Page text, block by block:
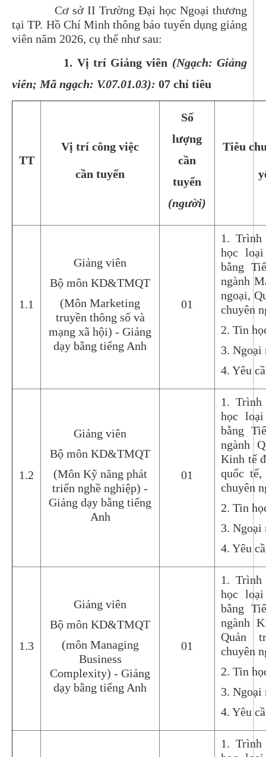
Cơ sở II Trường Đại học Ngoại thương
tại TP. Hồ Chí Minh thông báo tuyển dụng giảng
viên năm 2026, cụ thể như sau:
1. Vị trí Giảng viên (Ngạch: Giảng
viên; Mã ngạch: V.07.01.03):07 chỉ tiêu
TT
Vị trí công việc
cần tuyển
Số
lượng
cần
tuyển
(người)
Tiêu
1.1
Giảng viên
Bộ môn KD&TMQT
(Môn Marketing
truyền thông số và
mạng xã hội) - Giảng
dạy bằng tiếng Anh
01
1.
học
bằng
ngành
ngoại,
chuyên
2. Tin
3.
4. Yêu
1.2
Giảng viên
Bộ môn KD&TMQT
(Môn Kỹ năng phát
triển nghề nghiệp) -
Giảng dạy bằng tiếng
Anh
01
1.
học
bằng
ngành
Kinh tế
quốc
chuyên
2. Tin
3.
4. Yêu
1.3
Giảng viên
Bộ môn KD&TMQT
(môn Managing
Business
Complexity) - Giảng
dạy bằng tiếng Anh
01
1.
học
bằng
ngành
Quản
chuyên
2. Tin
3.
4. Yêu
1.